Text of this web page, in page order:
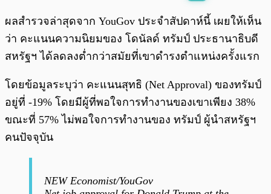
พร้อมเล่น 0:00 0:00
ผลสำรวจล่าสุดจาก YouGov ประจำสัปดาห์นี้ เผยให้เห็น
ว่า คะแนนความนิยมของ โดนัลด์ ทรัมป์ ประธานาธิบดี
สหรัฐฯ ได้ลดลงต่ำกว่าสมัยที่เขาดำรงตำแหน่งครั้งแรก
โดยข้อมูลระบุว่า คะแนนสุทธิ (Net Approval) ของทรัมป์
อยู่ที่ -19% โดยมีผู้ที่พอใจการทำงานของเขาเพียง 38%
ขณะที่ 57% ไม่พอใจการทำงานของ ทรัมป์ ผู้นำสหรัฐฯ
คนปัจจุบัน
NEW Economist/YouGov